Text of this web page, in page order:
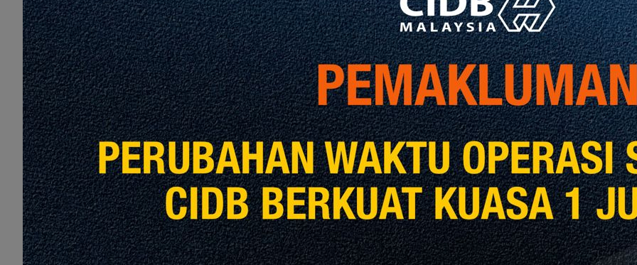
Untuk pendaftaran, sila klik pautan yang tertera seperti di bawah:
Pautan Pendaftaran Program
Love 8 Share Share Share